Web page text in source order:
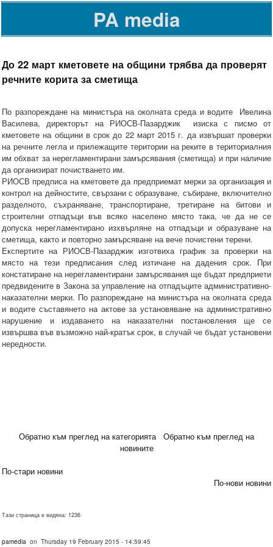
PA media
До 22 март кметовете на общини трябва да проверят
речните корита за сметища
По разпореждане на министъра на околната среда и водите Ивелина
Василева, директорът на РИОСВ-Пазарджик изиска с писмo от
кметовете на общини в срок до 22 март 2015 г. да извършат проверки
на речните легла и прилежащите територии на реките в териториалния
им обхват за нерегламентирани замърсявания (сметища) и при наличие
да организират почистването им.
РИОСВ предписа на кметовете да предприемат мерки за организация и
контрол на дейностите, свързани с образуване, събиране, включително
разделното, съхраняване, транспортиране, третиране на битови и
строителни отпадъци във всяко населено място така, че да не се
допуска нерегламентирано изхвърляне на отпадъци и образуване на
сметища, както и повторно замърсяване на вече почистени терени.
Експертите на РИОСВ-Пазарджик изготвиха график за проверки на
място на тези предписания след изтичане на дадения срок. При
констатиране на нерегламентирани замърсявания ще бъдат предприети
предвидените в Закона за управление на отпадъците административно-
наказателни мерки. По разпореждане на министъра на околната среда
и водите съставянето на актове за установяване на административно
нарушение и издаването на наказателни постановления ще се
извършва във възможно най-кратък срок, в случай че бъдат установени
нередности.
Обратно към преглед на категорията
Обратно към преглед на
новините
По-стари новини
По-нови новини
Тази страница е видяна: 1236
pamedia on Thursday 19 February 2015 - 14:59:45